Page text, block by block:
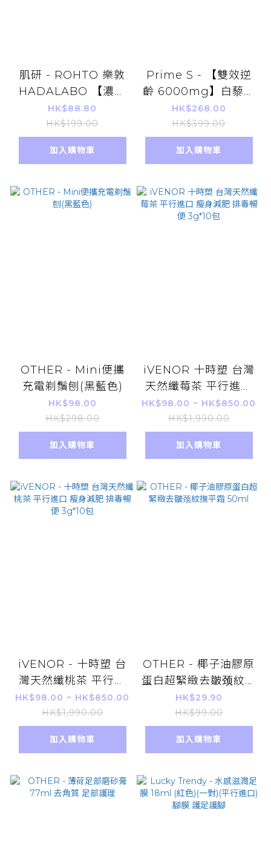
肌研 - ROHTO 樂敦
HADALABO 【濃】
肌研極潤五效合一高機
能多效美白凝露 100g
[平行進口]
HK$88.80
HK$199.00
加入購物車
Prime S - 【雙效逆
齡 6000mg】白藜蘆
醇美肌膠原蛋白飲料
(30ml X 10) 日本美
白嫩膚口服液
HK$268.00
HK$399.00
加入購物車
OTHER - Mini便攜
充電剃鬚刨(黑藍色)
HK$98.00
HK$298.00
加入購物車
iVENOR 十時塑 台灣
天然纖莓茶 平行進口
瘦身減肥 排毒暢便
3g*10包
HK$98.00 ~ HK$850.00
HK$1,990.00
加入購物車
iVENOR - 十時塑 台
灣天然纖桃茶 平行進
口 瘦身減肥 排毒暢便
3g*10包
HK$98.00 ~ HK$850.00
HK$1,990.00
加入購物車
OTHER - 椰子油膠原
蛋白超緊緻去皺颈紋撫
平霜 50ml
HK$29.90
HK$99.00
加入購物車